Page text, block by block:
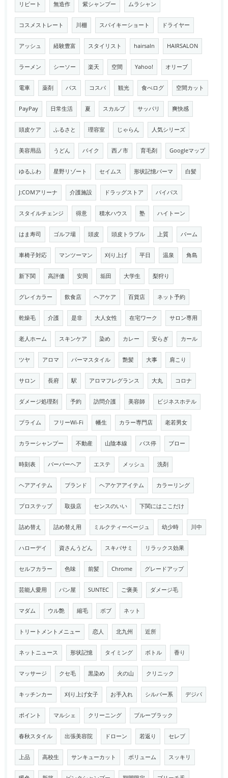
リピート 無造作 紫シャンプー ムラシャン
コスメストレート 川棚 スパイキーショート ドライヤー
アッシュ 経験豊富 スタイリスト hairsaln HAIRSALON
ラーメン シーソー 楽天 空間 Yahoo! オリーブ
電車 薬剤 バス コスパ 観光 食べログ 空間カット
PayPay 日常生活 夏 スカルプ サッパリ 爽快感
頭皮ケア ふるさと 理容室 じゃらん 人気シリーズ
美容用品 うどん バイク 西ノ市 育毛剤 Googleマップ
ゆるふわ 星野リゾート セイムス 形状記憶パーマ 白髪
J:COMアリーナ 介護施設 ドラッグストア バイパス
スタイルチェンジ 得意 積水ハウス 塾 ハイトーン
はま寿司 ゴルフ場 頭皮 頭皮トラブル 上質 バーム
車椅子対応 マンツーマン 刈り上げ 平日 温泉 角島
新下関 高評価 安岡 垢田 大学生 梨狩り
グレイカラー 飲食店 ヘアケア 百貨店 ネット予約
乾燥毛 介護 是非 大人女性 在宅ワーク サロン専用
老人ホーム スキンケア 染め カレー 安らぎ カール
ツヤ アロマ パーマスタイル 艶髪 大事 肩こり
サロン 長府 駅 アロマフレグランス 大丸 コロナ
ダメージ処理剤 予約 訪問介護 美容師 ビジネスホテル
プライム フリーWi-Fi 幡生 カラー専門店 老若男女
カラーシャンプー 不動産 山陰本線 バス停 ブロー
時刻表 バーバーヘア エステ メッシュ 洗剤
ヘアアイテム ブランド ヘアケアアイテム カラーリング
プロステップ 取扱店 センスのいい 下関にはここだけ
詰め替え 詰め替え用 ミルクティーベージュ 幼少時 川中
ハローデイ 資さんうどん スキバサミ リラックス効果
セルフカラー 色味 前髪 Chrome グレードアップ
芸能人愛用 パン屋 SUNTEC ご褒美 ダメージ毛
マダム ウル艶 縮毛 ボブ ネット
トリートメントメニュー 恋人 北九州 近所
ネットニュース 形状記憶 タイミング ボトル 香り
マッサージ クセ毛 黒染め 火の山 クリニック
キッチンカー 刈り上げ女子 お手入れ シルバー系 デジパ
ポイント マルシェ クリーニング ブルーブラック
春秋スタイル 出張美容院 ドローン 若返り セレブ
上品 高校生 サンキューカット ボリューム スッキリ